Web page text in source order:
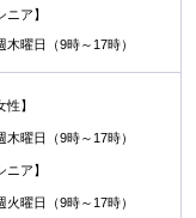
ニア】
木曜日（9時～17時）
性】
木曜日（9時～17時）
ニア】
火曜日（9時～17時）